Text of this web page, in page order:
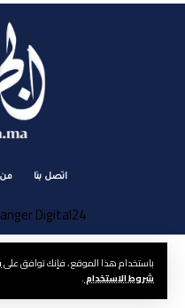
باستخدام هذا الموقع ، فإنك توافق على
شروط الاستخدام.
اتصل بنا
Digital24